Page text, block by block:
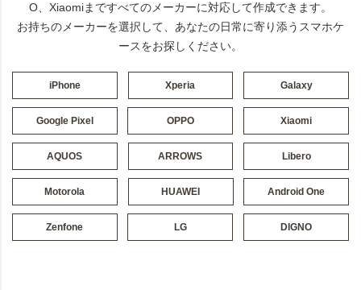
O、Xiaomiまですべてのメーカーに対応して作成できます。
お持ちのメーカーを選択して、あなたの日常に寄り添うスマホケ
ースをお探しください。
iPhone Xperia Galaxy
Google Pixel OPPO Xiaomi
AQUOS ARROWS Libero
Motorola HUAWEI Android One
Zenfone LG DIGNO